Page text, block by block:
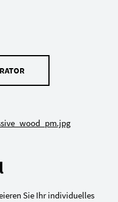
Sie Ihr individuelles